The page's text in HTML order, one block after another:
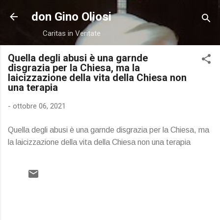
Passa ai contenuti principali
don Gino Oliosi
Caritas in Veritate
Quella degli abusi è una garnde
disgrazia per la Chiesa, ma la
laicizzazione della vita della Chiesa non
una terapia
- ottobre 06, 2021
Quella degli abusi è una garnde disgrazia per la Chiesa, ma
la laicizzazione della vita della Chiesa non una terapia